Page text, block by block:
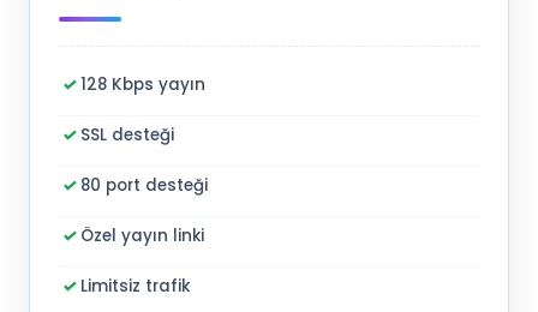
128 Kbps yayın
SSL desteği
80 port desteği
Özel yayın linki
Limitsiz trafik